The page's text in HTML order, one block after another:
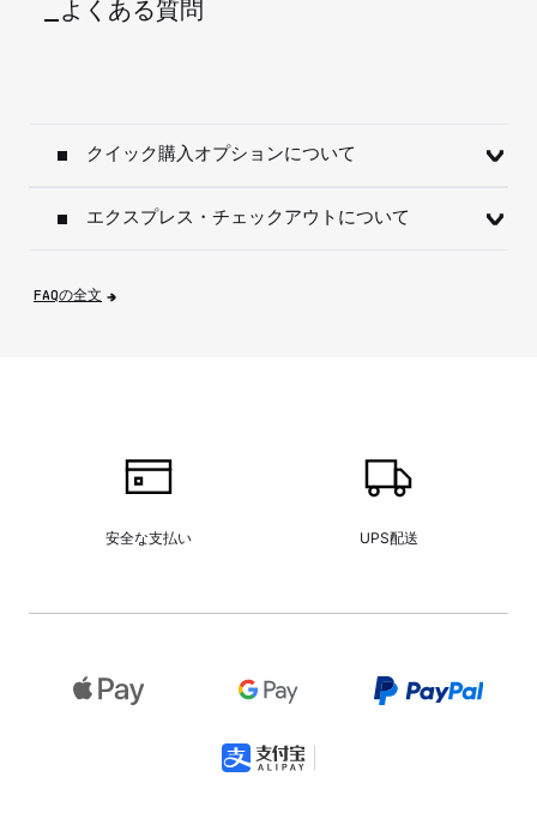
_よくある質問
クイック購入オプションについて
エクスプレス・チェックアウトについて
FAQの全文
安全な支払い UPS配送